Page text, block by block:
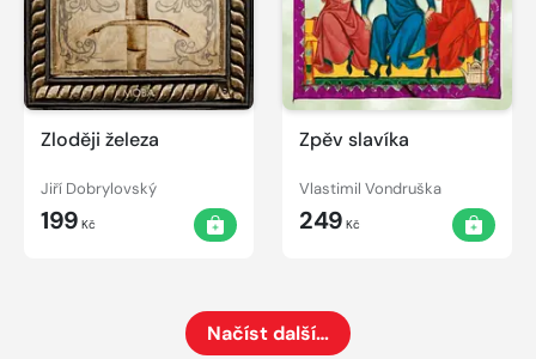
Zloději železa
Jiří Dobrylovský
199 Kč
Zpěv slavíka
Vlastimil Vondruška
249 Kč
Načíst další…